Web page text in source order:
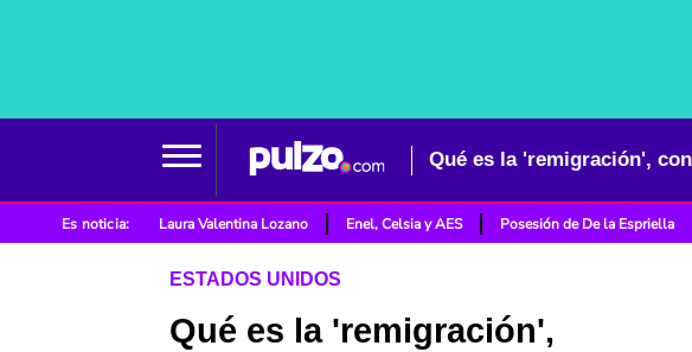
Es noticia: Laura Valentina Lozano Enel, Celsia y AES Posesión de De la Espriella
ESTADOS UNIDOS
Qué es la 'remigración',